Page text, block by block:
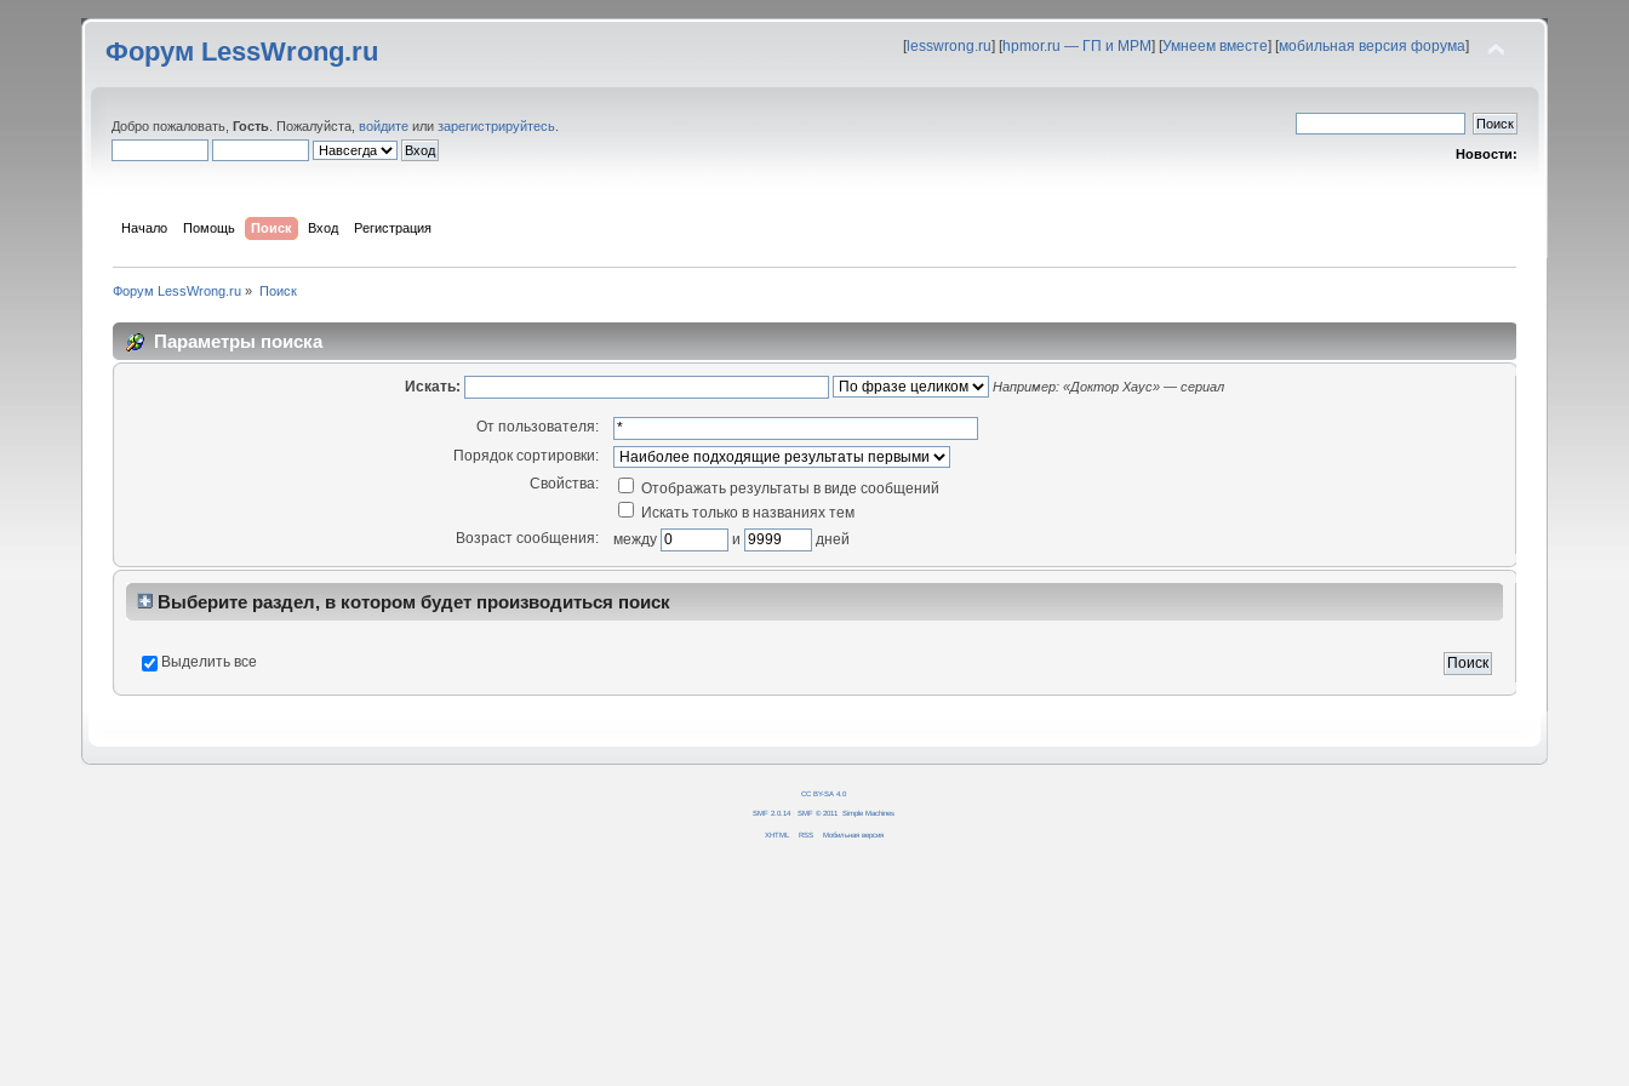
Форум LessWrong.ru [lesswrong.ru] [hpmor.ru — ГП и МРМ] [Умнеем вместе] [мобильная версия форума]
Добро пожаловать,Гость . Пожалуйста,войдите илизарегистрируйтесь
Новости:
Начало Помощь Поиск Вход Регистрация
Форум LessWrong.ru » Поиск
Параметры поиска
Искать: Например: «Доктор Хаус» — сериал
От пользователя:
Порядок сортировки:
Свойства:
Отображать результаты в виде сообщений
Искать только в названиях тем
Возраст сообщения:
между и дней
Выберите раздел, в котором будет производиться поиск
Выделить все
CC BY-SA 4.0
SMF 2.0.14 SMF © 2011 Simple Machines
XHTML RSS Мобильная версия